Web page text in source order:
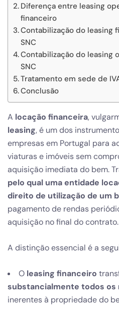
Diferença entre leasing
financeiro
Contabilização do leasing
SNC
Contabilização do leasing
SNC
Tratamento em sede de
Conclusão
A locação financeira,
leasing, é um dos
empresas em Portugal para
viaturas e imóveis sem
aquisição imediata do bem.
pelo qual uma entidade
direito de utilização de um
pagamento de rendas
aquisição no final do contrato.
A distinção essencial é a
O leasing financeiro
substancialmente todos os
inerentes à propriedade do